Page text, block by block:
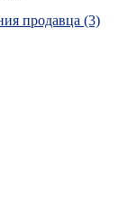
продавца (3)